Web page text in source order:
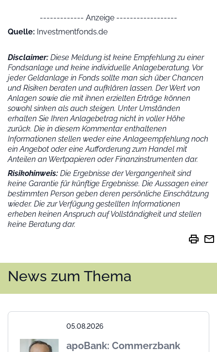
------------- Anzeige ------------------
Quelle: Investmentfonds.de
Disclaimer: Diese Meldung ist keine Empfehlung zu einer
Fondsanlage und keine individuelle Anlageberatung. Vor
jeder Geldanlage in Fonds sollte man sich über Chancen
und Risiken beraten und aufklären lassen. Der Wert von
Anlagen sowie die mit ihnen erzielten Erträge können
sowohl sinken als auch steigen. Unter Umständen
erhalten Sie Ihren Anlagebetrag nicht in voller Höhe
zurück. Die in diesem Kommentar enthaltenen
Informationen stellen weder eine Anlageempfehlung noch
ein Angebot oder eine Aufforderung zum Handel mit
Anteilen an Wertpapieren oder Finanzinstrumenten dar.
Risikohinweis: Die Ergebnisse der Vergangenheit sind
keine Garantie für künftige Ergebnisse. Die Aussagen einer
bestimmten Person geben deren persönliche Einschätzung
wieder. Die zur Verfügung gestellten Informationen
erheben keinen Anspruch auf Vollständigkeit und stellen
keine Beratung dar.
print mail
News zum Thema
05.08.2026
apoBank: Commerzbank